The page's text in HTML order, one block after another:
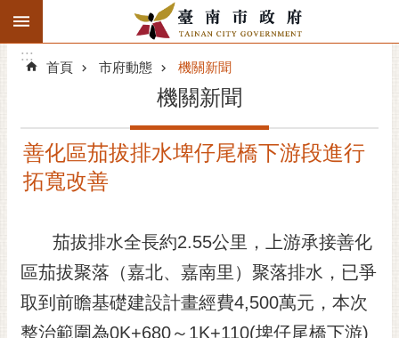
跳到主要內容區塊
搜
階
精彩府城
市府團隊
主題服務
市政資訊
:::
:::
首頁 市府動態 機關新聞
機關新聞
善化區茄拔排水埤仔尾橋下游段進行
拓寬改善
茄拔排水全長約2.55公里，上游承接善化
區茄拔聚落（嘉北、嘉南里）聚落排水，已爭
取到前瞻基礎建設計畫經費4,500萬元，本次
整治範圍為0K+680～1K+110(埤仔尾橋下游)